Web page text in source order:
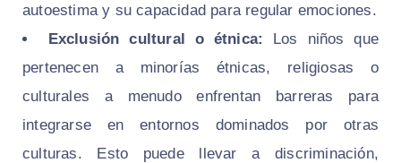
autoestima y su capacidad para regular emociones.
Exclusión cultural o étnica:
Los niños que
pertenecen a minorías étnicas, religiosas o
culturales a menudo enfrentan barreras para
integrarse en entornos dominados por otras
culturas. Esto puede llevar a discriminación,